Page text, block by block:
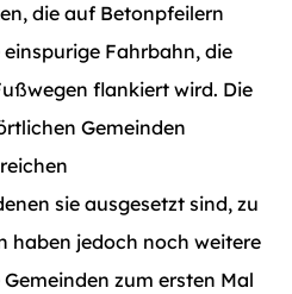
die auf Betonpfeilern
Fahrbahn, die
flankiert wird. Die
Gemeinden
sie ausgesetzt sind, zu
haben jedoch noch weitere
zum ersten Mal